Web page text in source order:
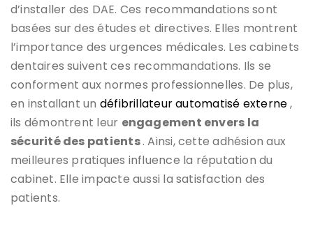
d’installer des DAE. Ces recommandations sont
basées sur des études et directives. Elles montrent
l’importance des urgences médicales. Les cabinets
dentaires suivent ces recommandations. Ils se
conforment aux normes professionnelles. De plus,
en installant un défibrillateur automatisé externe,
ils démontrent leur engagement envers la
sécurité des patients. Ainsi, cette adhésion aux
meilleures pratiques influence la réputation du
cabinet. Elle impacte aussi la satisfaction des
patients.